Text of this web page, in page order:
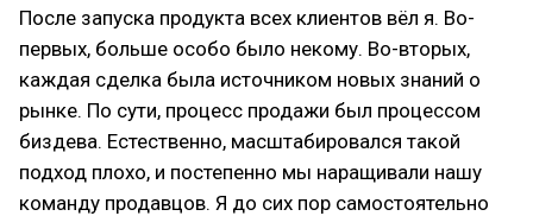
После запуска продукта всех клиентов вёл я. Во-
первых, больше особо было некому. Во-вторых,
каждая сделка была источником новых знаний о
рынке. По сути, процесс продажи был процессом
биздева. Естественно, масштабировался такой
подход плохо, и постепенно мы наращивали нашу
команду продавцов. Я до сих пор самостоятельно